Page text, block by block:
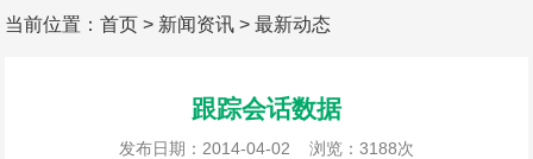
当前位置：首页 > 新闻资讯 >最新动态
跟踪会话数据
发布日期：2014-04-02 浏览：3188次